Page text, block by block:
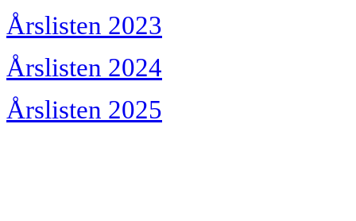
Årslisten 2023
Årslisten 2024
Årslisten 2025